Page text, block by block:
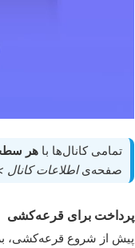
تمامی کانال‌ها با هر
صفحه‌یاطلاعات کانال
پرداخت برای قرعه‌کشی
پیش از شروع قرعه‌کشی،